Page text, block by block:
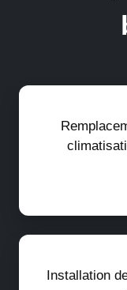
Installation